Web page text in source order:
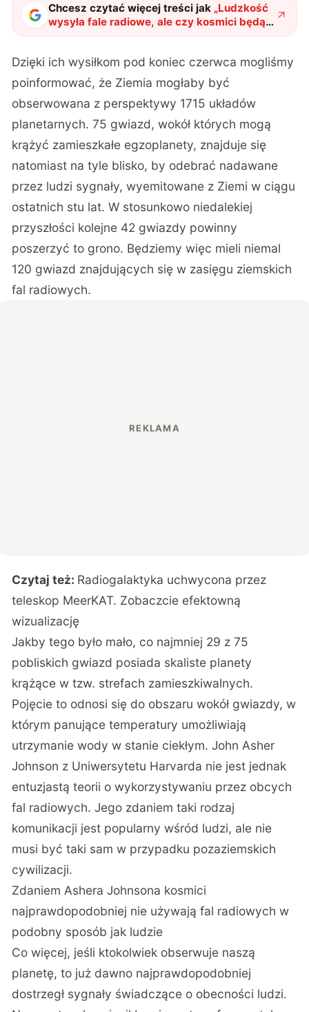
Chcesz czytać więcej treści jak „Ludzkość
wysyła fale radiowe, ale czy kosmici będą
ich szukać?"?
Dzięki ich wysiłkom pod koniec czerwca mogliśmy
poinformować, że Ziemia mogłaby być
obserwowana z perspektywy 1715 układów
planetarnych. 75 gwiazd, wokół których mogą
krążyć zamieszkałe egzoplanety, znajduje się
natomiast na tyle blisko, by odebrać nadawane
przez ludzi sygnały, wyemitowane z Ziemi w ciągu
ostatnich stu lat. W stosunkowo niedalekiej
przyszłości kolejne 42 gwiazdy powinny
poszerzyć to grono. Będziemy więc mieli niemal
120 gwiazd znajdujących się w zasięgu ziemskich
fal radiowych.
Czytaj też: Radiogalaktyka uchwycona przez
teleskop MeerKAT. Zobaczcie efektowną
wizualizację
Jakby tego było mało, co najmniej 29 z 75
pobliskich gwiazd posiada skaliste planety
krążące w tzw. strefach zamieszkiwalnych.
Pojęcie to odnosi się do obszaru wokół gwiazdy, w
którym panujące temperatury umożliwiają
utrzymanie wody w stanie ciekłym. John Asher
Johnson z Uniwersytetu Harvarda nie jest jednak
entuzjastą teorii o wykorzystywaniu przez obcych
fal radiowych. Jego zdaniem taki rodzaj
komunikacji jest popularny wśród ludzi, ale nie
musi być taki sam w przypadku pozaziemskich
cywilizacji.
Zdaniem Ashera Johnsona kosmici
najprawdopodobniej nie używają fal radiowych w
podobny sposób jak ludzie
Co więcej, jeśli ktokolwiek obserwuje naszą
planetę, to już dawno najprawdopodobniej
dostrzegł sygnały świadczące o obecności ludzi.